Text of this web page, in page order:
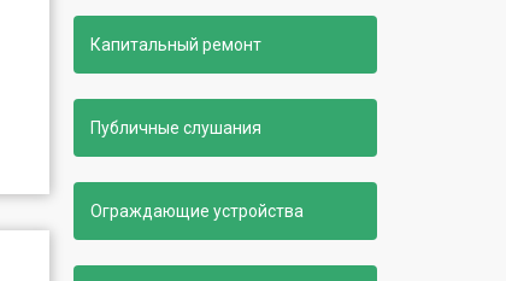
Капитальный ремонт
Публичные слушания
Ограждающие устройства